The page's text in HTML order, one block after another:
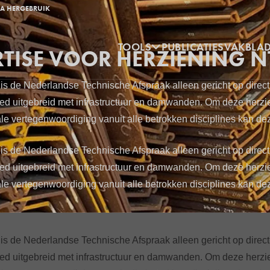
Hoofdnavigatie
TOOLS PUBLICATIES
HERGEBRUIK
VOOR HERZIENING
de Nederlandse Technische Afspraak alleen gericht op
uitgebreid met infrastructuur en damwanden. Om deze
vertegenwoordiging vanuit alle betrokken disciplines kan
de Nederlandse Technische Afspraak alleen gericht op
uitgebreid met infrastructuur en damwanden. Om deze
vertegenwoordiging vanuit alle betrokken disciplines kan
de Nederlandse Technische Afspraak alleen gericht op
uitgebreid met infrastructuur en damwanden. Om deze